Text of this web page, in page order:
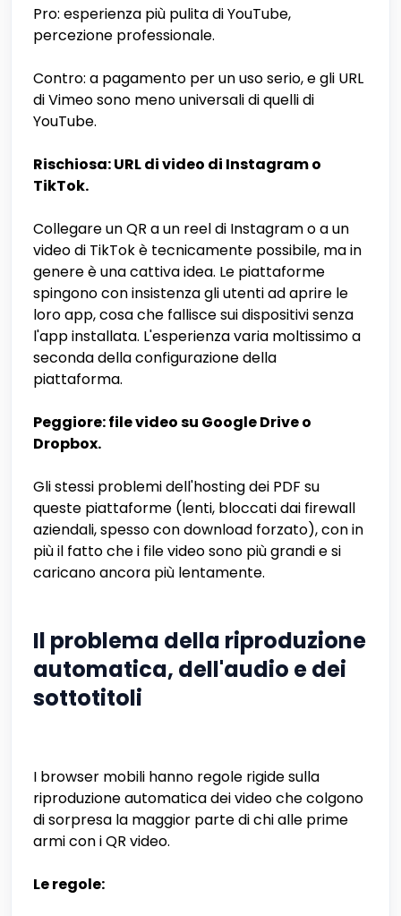
Pro: esperienza più pulita di YouTube,
percezione professionale.
Contro: a pagamento per un uso serio, e gli URL
di Vimeo sono meno universali di quelli di
YouTube.
Rischiosa: URL di video di Instagram o
TikTok.
Collegare un QR a un reel di Instagram o a un
video di TikTok è tecnicamente possibile, ma in
genere è una cattiva idea. Le piattaforme
spingono con insistenza gli utenti ad aprire le
loro app, cosa che fallisce sui dispositivi senza
l'app installata. L'esperienza varia moltissimo a
seconda della configurazione della
piattaforma.
Peggiore: file video su Google Drive o
Dropbox.
Gli stessi problemi dell'hosting dei PDF su
queste piattaforme (lenti, bloccati dai firewall
aziendali, spesso con download forzato), con in
più il fatto che i file video sono più grandi e si
caricano ancora più lentamente.
Il problema della riproduzione
automatica, dell'audio e dei
sottotitoli
I browser mobili hanno regole rigide sulla
riproduzione automatica dei video che colgono
di sorpresa la maggior parte di chi alle prime
armi con i QR video.
Le regole: